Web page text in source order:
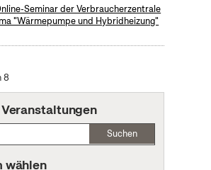
Seminar der Verbraucherzentrale
"Wärmepumpe und Hybridheizung"
8
Suchen
wählen